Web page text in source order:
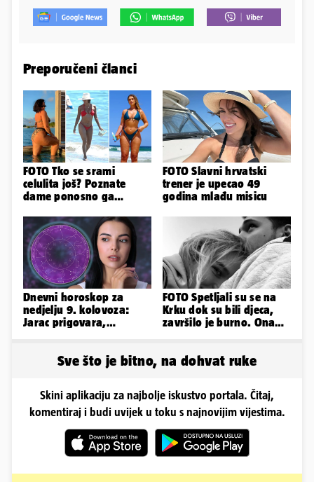
Preporučeni članci
FOTO Tko se srami
celulita još? Poznate
dame ponosno ga
obline
FOTO Slavni hrvatski
trener je upecao 49
godina mlađu misicu
Dnevni horoskop za
nedjelju 9. kolovoza:
Jarac prigovara,
FOTO Spetljali su se na
Krku dok su bili djeca,
završilo je burno. Ona
Sve što je bitno, na dohvat ruke
Skini aplikaciju za najbolje iskustvo portala. Čitaj,
komentiraj i budi uvijek u toku s najnovijim vijestima.